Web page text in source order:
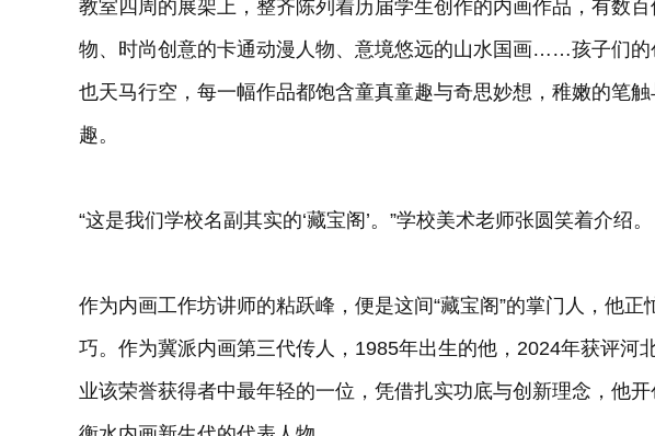
教室四周的展架上，整齐陈列着历届学生创作的内画作品，有数
物、时尚创意的卡通动漫人物、意境悠远的山水国画……孩子们的
也天马行空，每一幅作品都饱含童真童趣与奇思妙想，稚嫩的笔
趣。
“这是我们学校名副其实的‘藏宝阁’。”学校美术老师张圆笑着介绍。
作为内画工作坊讲师的粘跃峰，便是这间“藏宝阁”的掌门人，他正
巧。作为冀派内画第三代传人，1985年出生的他，2024年获评河
业该荣誉获得者中最年轻的一位，凭借扎实功底与创新理念，他开